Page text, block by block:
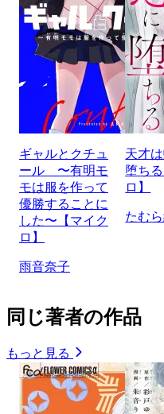
ギャルとクチュ
ール 〜有明モ
モは服を作って
優勝することに
した〜【マイク
ロ】
雨音奈子
天才
堕ち
ロ】
たむ
同じ著者の作品
もっと見る